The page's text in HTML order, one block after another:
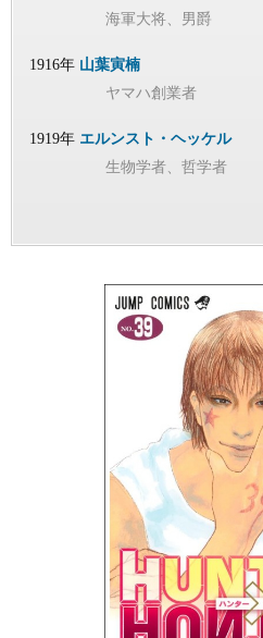
海軍大将、男爵
1916年 山葉寅楠
ヤマハ創業者
1919年 エルンスト・ヘッケル
生物学者、哲学者